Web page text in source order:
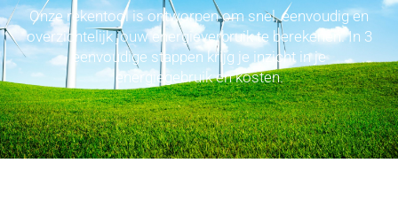
Onze rekentool is ontworpen om snel, eenvoudig en
overzichtelijk jouw energieverbruik te berekenen. In 3
eenvoudige stappen krijg je inzicht in je
energiegebruik en kosten.